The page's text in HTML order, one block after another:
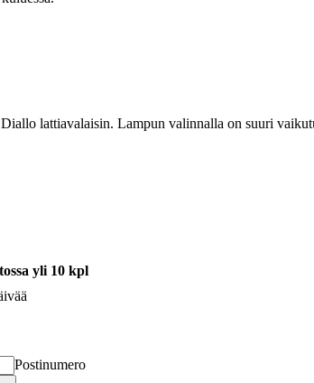
lattiavalaisin. Lampun valinnalla on suuri
yli 10 kpl
Postinumero